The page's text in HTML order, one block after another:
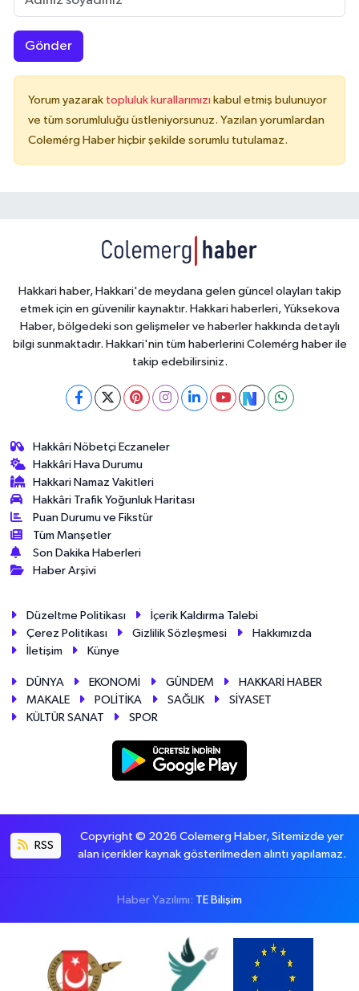
Gönder
Yorum yazarak topluluk kurallarımızı kabul etmiş bulunuyor
ve tüm sorumluluğu üstleniyorsunuz. Yazılan yorumlardan
Colemérg Haber hiçbir şekilde sorumlu tutulamaz.
Hakkari haber, Hakkari'de meydana gelen güncel olayları takip
etmek için en güvenilir kaynaktır. Hakkari haberleri, Yüksekova
Haber, bölgedeki son gelişmeler ve haberler hakkında detaylı
bilgi sunmaktadır. Hakkari'nin tüm haberlerini Colemérg haber ile
takip edebilirsiniz.
Hakkâri Nöbetçi Eczaneler
Hakkâri Hava Durumu
Hakkari Namaz Vakitleri
Hakkâri Trafik Yoğunluk Haritası
Puan Durumu ve Fikstür
Tüm Manşetler
Son Dakika Haberleri
Haber Arşivi
Düzeltme Politikası
İçerik Kaldırma Talebi
Çerez Politikası
Gizlilik Sözleşmesi
Hakkımızda
İletişim
Künye
DÜNYA EKONOMİ GÜNDEM
HAKKARİ HABER
MAKALE
POLİTİKA SAĞLIK
SİYASET
KÜLTÜR SANAT
SPOR
RSS
Copyright © 2026 Colemerg Haber, Sitemizde yer
alan içerikler kaynak gösterilmeden alıntı yapılamaz.
Haber Yazılımı: TE Bilişim